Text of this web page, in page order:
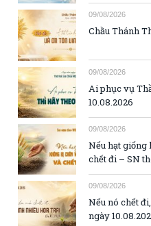
09/08/2026
Chầu Thánh
09/08/2026
Ai phục vụ
10.08.2026
09/08/2026
Nếu hạt
chết đi – SN
09/08/2026
Nếu nó chết
ngày